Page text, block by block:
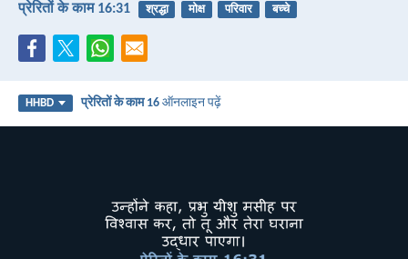
प्रेरितों के काम 16:31 श्रद्धा मोक्ष परिवार बच्चे
HHBD प्रेरितों के काम 16 ऑनलाइन पढ़ें